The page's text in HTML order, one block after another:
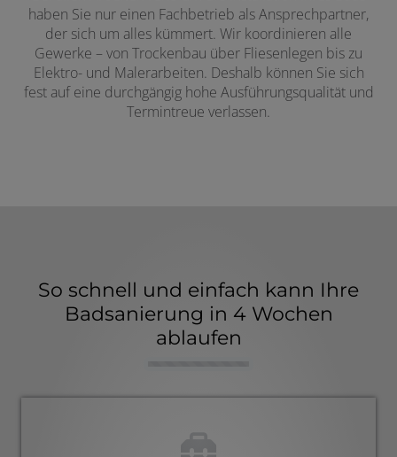
haben Sie nur einen Fachbetrieb als Ansprechpartner,
der sich um alles kümmert. Wir koordinieren alle
Gewerke – von Trockenbau über Fliesenlegen bis zu
Elektro- und Malerarbeiten. Deshalb können Sie sich
fest auf eine durchgängig hohe Ausführungsqualität und
Termintreue verlassen.
So schnell und einfach kann Ihre
Badsanierung in 4 Wochen
ablaufen